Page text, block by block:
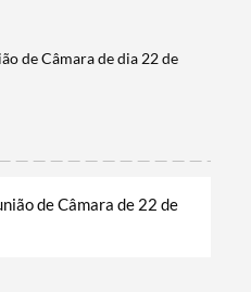
de Câmara de dia 22 de
de Câmara de 22 de